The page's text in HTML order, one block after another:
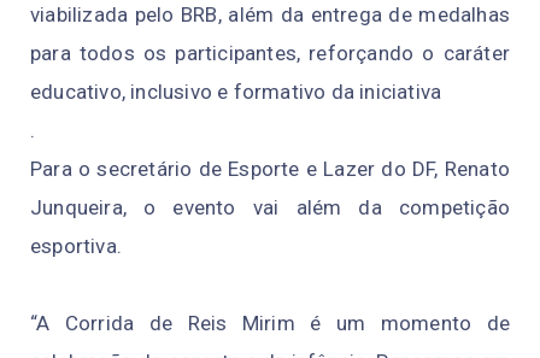
viabilizada pelo BRB, além da entrega de medalhas
para todos os participantes, reforçando o caráter
educativo, inclusivo e formativo da iniciativa
.
Para o secretário de Esporte e Lazer do DF, Renato
Junqueira, o evento vai além da competição
esportiva.
“A Corrida de Reis Mirim é um momento de